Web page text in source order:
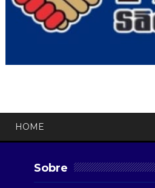
HOME
Sobre